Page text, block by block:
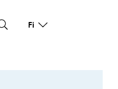
Vaihda kieltä
Nykyinen kieli: Suomi
Fi